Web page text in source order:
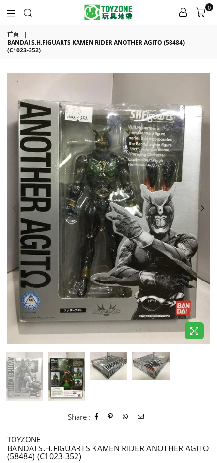
0
首頁
|
BANDAI S.H.FIGUARTS KAMEN RIDER ANOTHER AGITO (58484)
(C1023-352)
Share :
TOYZONE
BANDAI S.H.FIGUARTS KAMEN RIDER ANOTHER AGITO
(58484) (C1023-352)